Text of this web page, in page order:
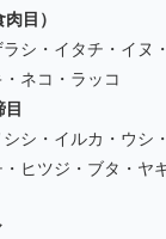
目）
ラシ・イタチ・イヌ
・ネコ・ラッコ
目
シシ・イルカ・ウシ
・ヒツジ・ブタ・ヤ